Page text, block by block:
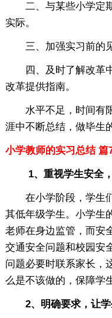
二、与某些小学定期
实际。
三、加强实习前的见
四、及时了解改革中
改革提供指南。
水平不足，时间有限
涯中不断总结，做毕生
小学教师的实习总结 篇
1、重视学生安全
在小学阶段，学生们
其低年级学生。小学生
老师在身边监管，而安
交通安全问题和校园安
问题必要时联系家长，
么是不该做的，保障学
2、明确要求，让